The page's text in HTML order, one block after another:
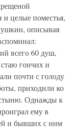
целые поместья,
описывая
всего 60 душ,
гончих и
почти с голоду
приходили ко
Однажды к
ему в
и бывших с ним